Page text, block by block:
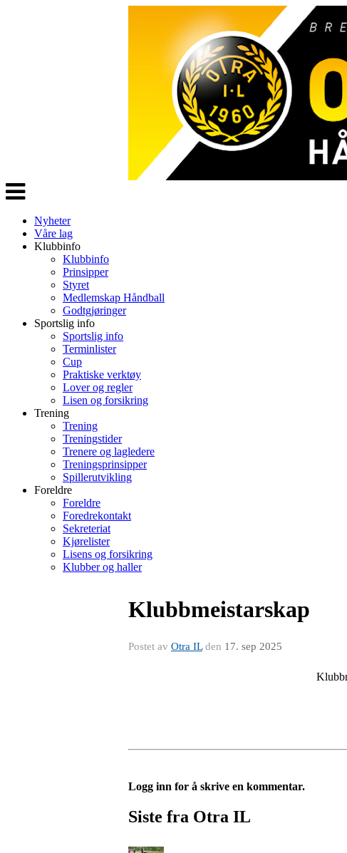
Veksle
navigasjon
Nyheter
Våre lag
Klubbinfo
Klubbinfo
Prinsipper
Styret
Medlemskap Håndball
Godtgjøringer
Sportslig info
Sportslig info
Terminlister
Cup
Praktiske verktøy
Lover og regler
Lisen og forsikring
Trening
Trening
Treningstider
Trenere og lagledere
Treningsprinsipper
Spillerutvikling
Foreldre
Foreldre
Foredrekontakt
Sekreteriat
Kjørelister
Lisens og forsikring
Klubber og haller
Klubbmeistarskap
Postet av Otra ILden 17. sep 2025
Logg inn for å skrive en kommentar.
Siste fra Otra IL